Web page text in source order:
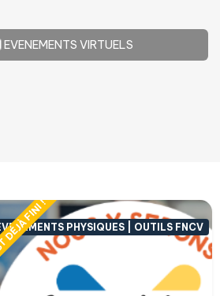
EVENEMENTS VIRTUELS
FINI ! PHYSIQUES | OUTILS FNCV